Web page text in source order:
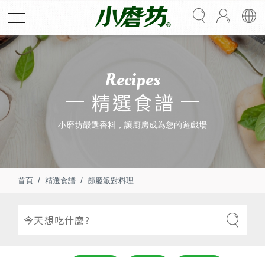
Recipes
精選食譜
小磨坊嚴選香料，讓廚房成為您的遊戲場
首頁 精選食譜 節慶派對料理